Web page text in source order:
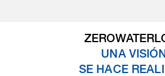
UNA VISIÓN
SE HACE